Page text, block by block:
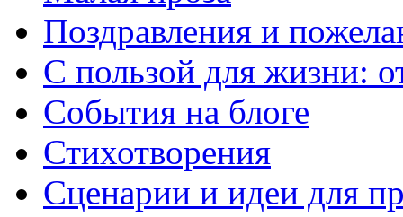
Поздравления и
С пользой для жизни:
События на блоге
Стихотворения
Сценарии и идеи для